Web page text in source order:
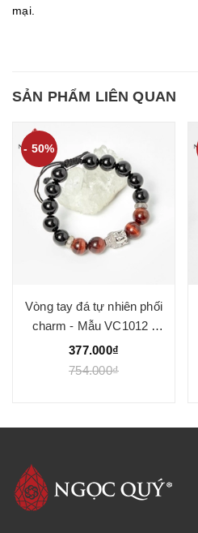
mại.
SẢN PHẨM LIÊN QUAN
- 50%
Vòng tay đá tự nhiên phối
charm - Mẫu VC1012 -
Ngọc Quý
377.000₫
754.000₫